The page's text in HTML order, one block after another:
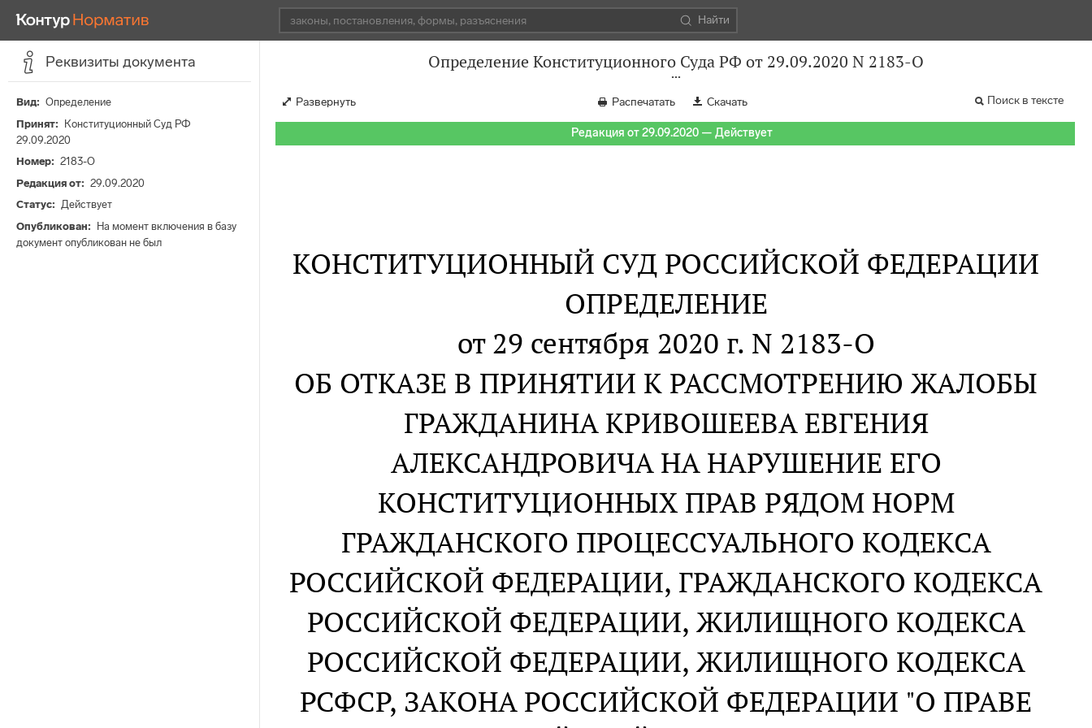
Найти
Реквизиты документа
Вид
Определение
Принят
Конституционный Суд РФ
29.09.2020
Номер
2183-О
Редакция от
29.09.2020
Статус
Действует
Опубликован
На момент включения в базу
документ опубликован не был
Определение Конституционного Суда РФ от 29.09.2020 N 2183-О
Развернуть Распечатать Скачать Поиск в тексте
Редакция от 29.09.2020 — Действует
КОНСТИТУЦИОННЫЙ СУД РОССИЙСКОЙ ФЕДЕРАЦИИ
ОПРЕДЕЛЕНИЕ
от 29 сентября 2020 г. N 2183-О
ОБ ОТКАЗЕ В ПРИНЯТИИ К РАССМОТРЕНИЮ ЖАЛОБЫ
ГРАЖДАНИНА КРИВОШЕЕВА ЕВГЕНИЯ
АЛЕКСАНДРОВИЧА НА НАРУШЕНИЕ ЕГО
КОНСТИТУЦИОННЫХ ПРАВ РЯДОМ НОРМ
ГРАЖДАНСКОГО ПРОЦЕССУАЛЬНОГО КОДЕКСА
РОССИЙСКОЙ ФЕДЕРАЦИИ, ГРАЖДАНСКОГО КОДЕКСА
РОССИЙСКОЙ ФЕДЕРАЦИИ, ЖИЛИЩНОГО КОДЕКСА
РОССИЙСКОЙ ФЕДЕРАЦИИ, ЖИЛИЩНОГО КОДЕКСА
РСФСР, ЗАКОНА РОССИЙСКОЙ ФЕДЕРАЦИИ "О ПРАВЕ